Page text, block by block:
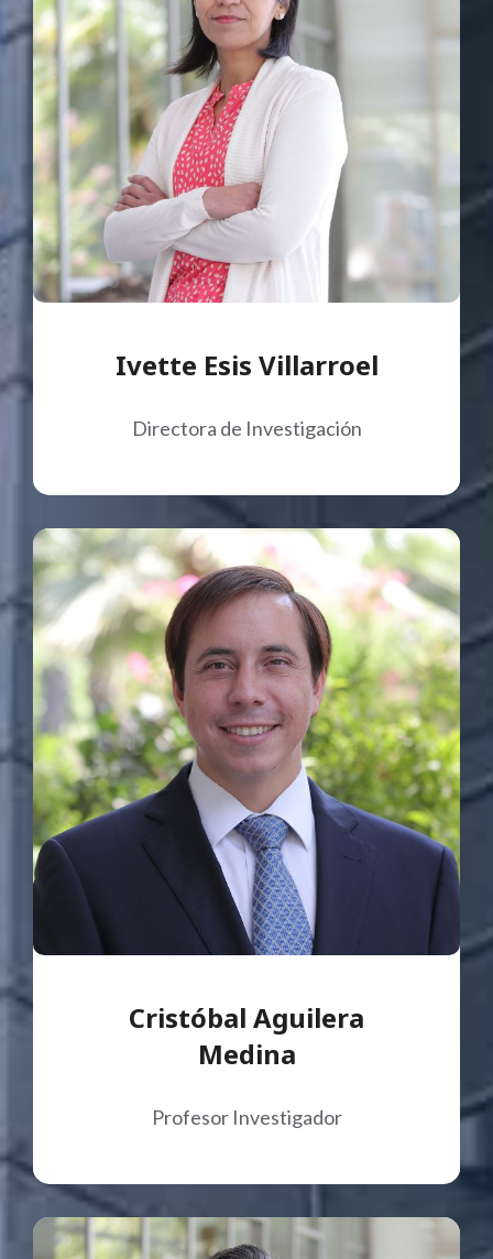
Ivette Esis Villarroel
Directora de Investigación
Cristóbal Aguilera
Medina
Profesor Investigador